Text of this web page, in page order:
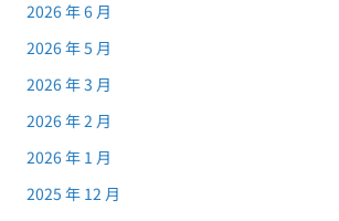
2026 年 6 月
2026 年 5 月
2026 年 3 月
2026 年 2 月
2026 年 1 月
2025 年 12 月